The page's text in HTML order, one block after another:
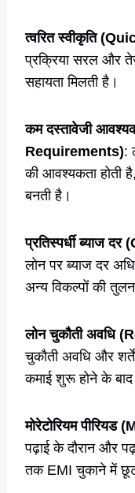
त्वरित स्वीकृति
प्रक्रिया सरल और
सहायता मिलती है।
कम दस्तावेजी
Requirements):
की आवश्यकता होती
बनती है।
प्रतिस्पर्धी ब्याज
लोन पर ब्याज दर
अन्य विकल्पों की
लोन चुकौती अवधि
चुकौती अवधि और
कमाई शुरू होने के
मोरेटोरियम
पढ़ाई के दौरान और
तक EMI चुकाने में छूट